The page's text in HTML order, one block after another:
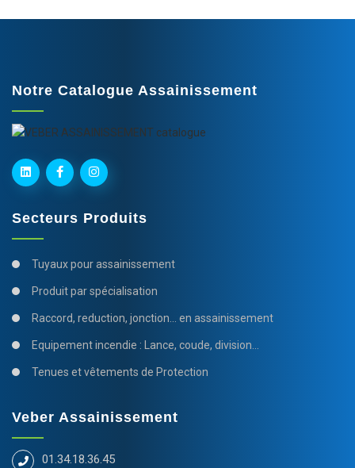
Notre Catalogue Assainissement
Secteurs Produits
Tuyaux pour assainissement
Produit par spécialisation
Raccord, reduction, jonction... en assainissement
Equipement incendie : Lance, coude, division...
Tenues et vêtements de Protection
Veber Assainissement
01.34.18.36.45